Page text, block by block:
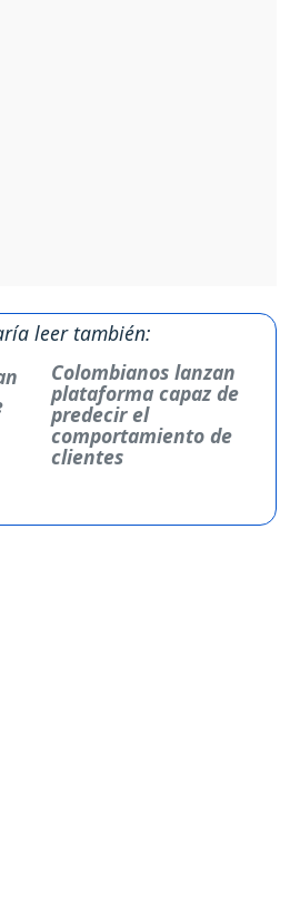
leer también:
Colombianos lanzan
plataforma capaz de
predecir el
comportamiento de
clientes